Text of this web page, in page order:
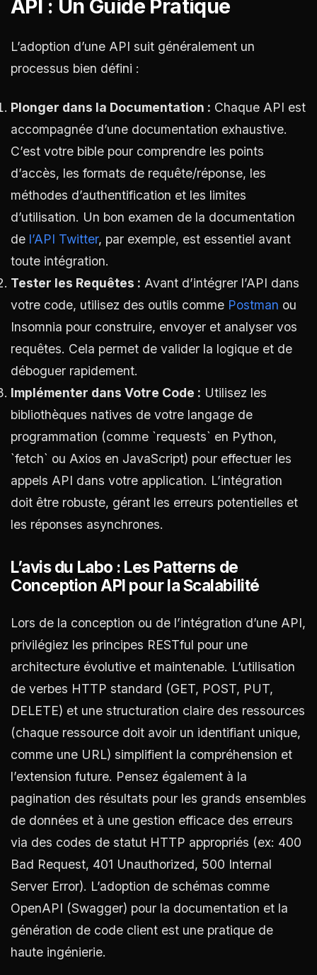
API : Un Guide Pratique
L’adoption d’une API suit généralement un
processus bien défini :
Plonger dans la Documentation : Chaque API est
accompagnée d’une documentation exhaustive.
C’est votre bible pour comprendre les points
d’accès, les formats de requête/réponse, les
méthodes d’authentification et les limites
d’utilisation. Un bon examen de la documentation
de l’API Twitter, par exemple, est essentiel avant
toute intégration.
Tester les Requêtes : Avant d’intégrer l’API dans
votre code, utilisez des outils comme Postman ou
Insomnia pour construire, envoyer et analyser vos
requêtes. Cela permet de valider la logique et de
déboguer rapidement.
Implémenter dans Votre Code : Utilisez les
bibliothèques natives de votre langage de
programmation (comme `requests` en Python,
`fetch` ou Axios en JavaScript) pour effectuer les
appels API dans votre application. L’intégration
doit être robuste, gérant les erreurs potentielles et
les réponses asynchrones.
L’avis du Labo : Les Patterns de
Conception API pour la Scalabilité
Lors de la conception ou de l’intégration d’une API,
privilégiez les principes RESTful pour une
architecture évolutive et maintenable. L’utilisation
de verbes HTTP standard (GET, POST, PUT,
DELETE) et une structuration claire des ressources
(chaque ressource doit avoir un identifiant unique,
comme une URL) simplifient la compréhension et
l’extension future. Pensez également à la
pagination des résultats pour les grands ensembles
de données et à une gestion efficace des erreurs
via des codes de statut HTTP appropriés (ex: 400
Bad Request, 401 Unauthorized, 500 Internal
Server Error). L’adoption de schémas comme
OpenAPI (Swagger) pour la documentation et la
génération de code client est une pratique de
haute ingénierie.